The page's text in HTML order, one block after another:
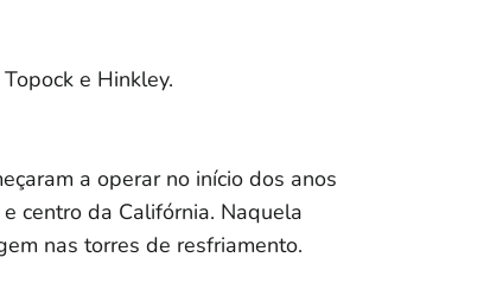
e Hinkley.
a operar no início dos anos
centro da Califórnia. Naquela
nas torres de resfriamento.